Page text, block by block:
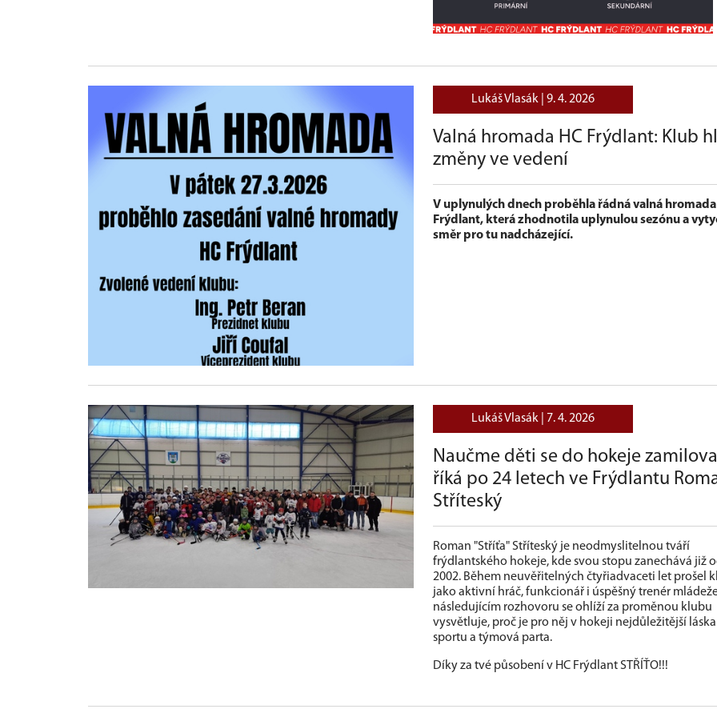
Lukáš Vlasák | 9. 4. 2026
Valná hromada HC Frýdlant: Klub
změny ve vedení
V uplynulých dnech proběhla řádná valná hromada
Frýdlant, která zhodnotila uplynulou sezónu a
směr pro tu nadcházející.
Lukáš Vlasák | 7. 4. 2026
Naučme děti se do hokeje
říká po 24 letech ve Frýdlantu
Stříteský
Roman "Stříťa" Stříteský je neodmyslitelnou tváří
frýdlantského hokeje, kde svou stopu zanechává již
2002. Během neuvěřitelných čtyřiadvaceti let prošel
jako aktivní hráč, funkcionář i úspěšný trenér
následujícím rozhovoru se ohlíží za proměnou klubu
vysvětluje, proč je pro něj v hokeji nejdůležitější
sportu a týmová parta.
Díky za tvé působení v HC Frýdlant STŘÍŤO!!!